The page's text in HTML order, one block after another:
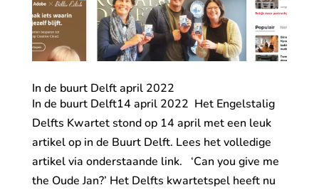
In de buurt Delft april 2022
In de buurt Delft14 april 2022 Het Engelstalig
Delfts Kwartet stond op 14 april met een leuk
artikel op in de Buurt Delft. Lees het volledige
artikel via onderstaande link. ‘Can you give me
the Oude Jan?’ Het Delfts kwartetspel heeft nu